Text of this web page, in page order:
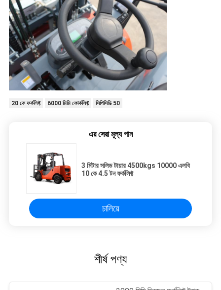
20 কে ফর্কলিফ্ট 6000 মিমি ফোর্কলিফ্ট সিপিসিডি 50
এর সেরা মূল্য পান
3 মিটার সলিড টায়ার 4500kgs 10000 এলবি
10 কে 4.5 টন ফর্কলিফ্ট
চালিয়ে
শীর্ষ পণ্য